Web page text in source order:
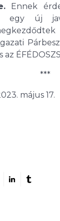
Ennek
egy új
az
***
május 17.